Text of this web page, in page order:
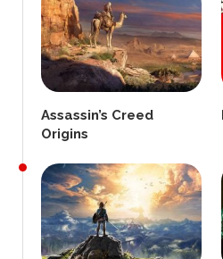
Assassin’s Creed
Origins